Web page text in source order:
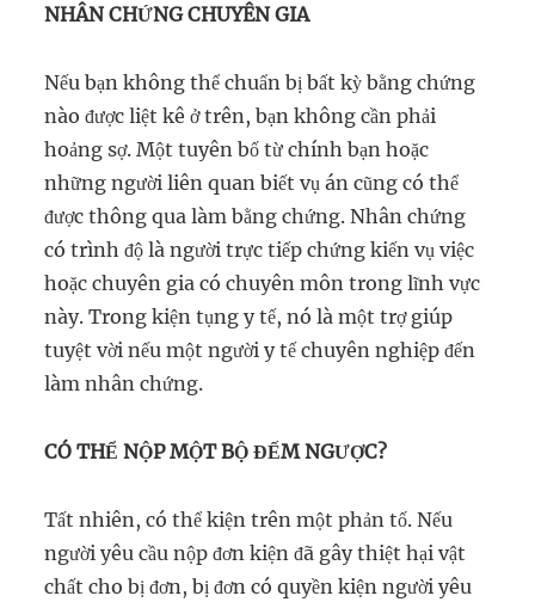
NHÂN CHỨNG CHUYÊN GIA
Nếu bạn không thể chuẩn bị bất kỳ bằng chứng
nào được liệt kê ở trên, bạn không cần phải
hoảng sợ. Một tuyên bố từ chính bạn hoặc
những người liên quan biết vụ án cũng có thể
được thông qua làm bằng chứng. Nhân chứng
có trình độ là người trực tiếp chứng kiến vụ việc
hoặc chuyên gia có chuyên môn trong lĩnh vực
này. Trong kiện tụng y tế, nó là một trợ giúp
tuyệt vời nếu một người y tế chuyên nghiệp đến
làm nhân chứng.
CÓ THỂ NỘP MỘT BỘ ĐẾM NGƯỢC?
Tất nhiên, có thể kiện trên một phản tố. Nếu
người yêu cầu nộp đơn kiện đã gây thiệt hại vật
chất cho bị đơn, bị đơn có quyền kiện người yêu